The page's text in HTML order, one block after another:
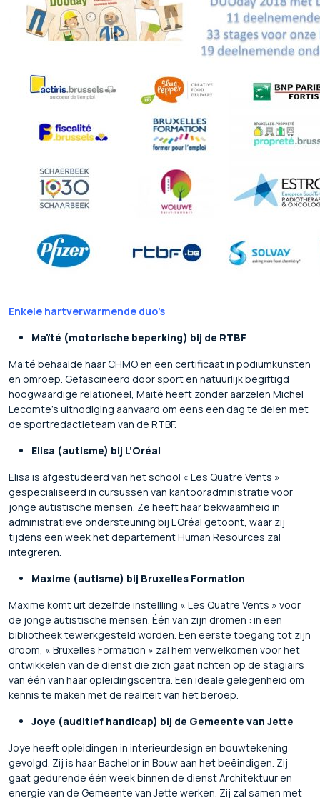
Enkele hartverwarmende duo’s
Maïté (motorische beperking) bij de RTBF
Maïté behaalde haar CHMO en een certificaat in podiumkunsten
en omroep. Gefascineerd door sport en natuurlijk begiftigd
hoogwaardige relationeel, Maïté heeft zonder aarzelen Michel
Lecomte’s uitnodiging aanvaard om eens een dag te delen met
de sportredactieteam van de RTBF.
Elisa (autisme) bij L’Oréal
Elisa is afgestudeerd van het school « Les Quatre Vents »
gespecialiseerd in cursussen van kantooradministratie voor
jonge autistische mensen. Ze heeft haar bekwaamheid in
administratieve ondersteuning bij L’Oréal getoont, waar zij
tijdens een week het departement Human Resources zal
integreren.
Maxime (autisme) bij Bruxelles Formation
Maxime komt uit dezelfde instellling « Les Quatre Vents » voor
de jonge autistische mensen. Één van zijn dromen : in een
bibliotheek tewerkgesteld worden. Een eerste toegang tot zijn
droom, « Bruxelles Formation » zal hem verwelkomen voor het
ontwikkelen van de dienst die zich gaat richten op de stagiairs
van één van haar opleidingscentra. Een ideale gelegenheid om
kennis te maken met de realiteit van het beroep.
Joye (auditief handicap) bij de Gemeente van Jette
Joye heeft opleidingen in interieurdesign en bouwtekening
gevolgd. Zij is haar Bachelor in Bouw aan het beëindigen. Zij
gaat gedurende één week binnen de dienst Architektuur en
energie van de Gemeente van Jette werken. Zij zal samen met